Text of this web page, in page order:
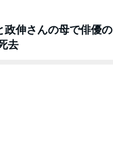
政伸さんの母で俳優の
去